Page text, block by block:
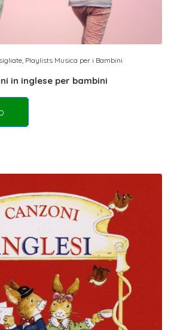
Playlists Musica per i Bambini
in inglese per bambini